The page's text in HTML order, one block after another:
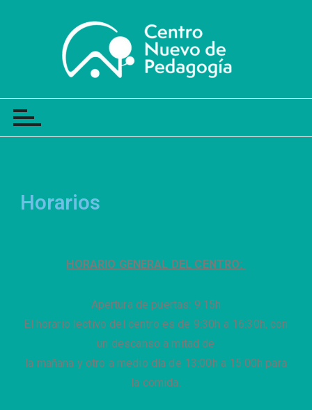
Centro Nuevo de Pedagogía
Horarios
HORARIO GENERAL DEL CENTRO:
Apertura de puertas: 9:15h
El horario lectivo del centro es de 9:30h a 16:30h, con
un descanso a mitad de
la mañana y otro a medio día de 13:00h a 15:00h para
la comida.